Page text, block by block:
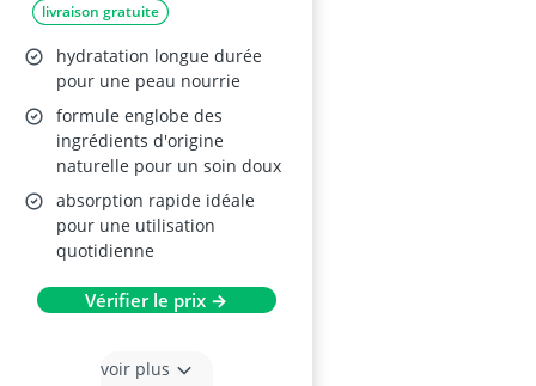
livraison gratuite
hydratation longue durée
pour une peau nourrie
formule englobe des
ingrédients d'origine
naturelle pour un soin doux
absorption rapide idéale
pour une utilisation
quotidienne
Vérifier le prix →
voir plus